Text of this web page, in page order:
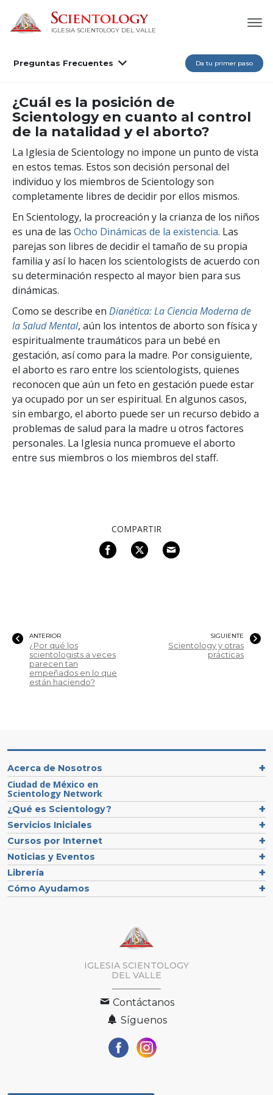
IGLESIA SCIENTOLOGY DEL VALLE
Preguntas Frecuentes Da tu primer paso
¿Cuál es la posición de
Scientology en cuanto al control
de la natalidad y el aborto?
La Iglesia de Scientology no impone un punto de vista
en estos temas. Estos son decisión personal del
individuo y los miembros de Scientology son
completamente libres de decidir por ellos mismos.
En Scientology, la procreación y la crianza de los niños
es una de las Ocho Dinámicas de la existencia. Las
parejas son libres de decidir el tamaño de su propia
familia y así lo hacen los scientologists de acuerdo con
su determinación respecto al mayor bien para sus
dinámicas.
Como se describe en Dianética: La Ciencia Moderna de
la Salud Mental, aún los intentos de aborto son física y
espiritualmente traumáticos para un bebé en
gestación, así como para la madre. Por consiguiente,
el aborto es raro entre los scientologists, quienes
reconocen que aún un feto en gestación puede estar
ya ocupado por un ser espiritual. En algunos casos,
sin embargo, el aborto puede ser un recurso debido a
problemas de salud para la madre u otros factores
personales. La Iglesia nunca promueve el aborto
entre sus miembros o los miembros del staff.
COMPARTIR
ANTERIOR
¿Por qué los
scientologists a veces
parecen tan
empeñados en lo que
están haciendo?
SIGUIENTE
Scientology y otras
prácticas
Acerca de Nosotros
Ciudad de México en
Scientology Network
¿Qué es Scientology?
Servicios Iniciales
Cursos por Internet
Noticias y Eventos
Librería
Cómo Ayudamos
IGLESIA SCIENTOLOGY
DEL VALLE
Contáctanos
Síguenos